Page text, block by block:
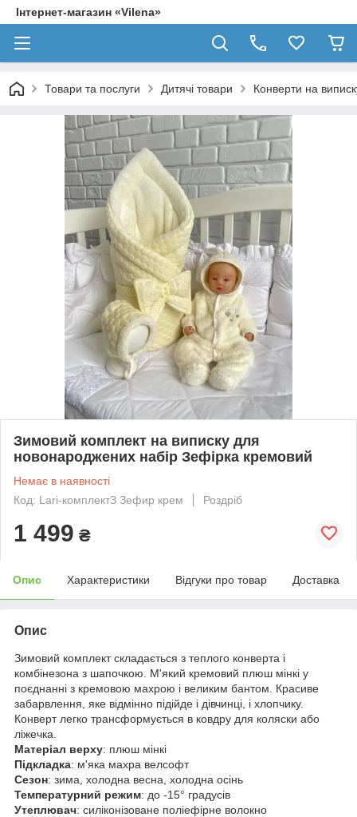
Інтернет-магазин «Vilena»
Товари та послуги Дитячі товари Конверти на
Зимовий комплект на виписку для
новонароджених набір Зефірка кремовий
Немає в наявності
Код: Lari-комплектЗ Зефир крем
Роздріб
1 499 ₴
Опис Характеристики Відгуки про товар Доставка
Опис
Зимовий комплект складається з теплого конверта і
комбінезона з шапочкою. М'який кремовий плюш мінкі у
поєднанні з кремовою махрою і великим бантом. Красиве
забарвлення, яке відмінно підійде і дівчинці, і хлопчику.
Конверт легко трансформується в ковдру для коляски або
ліжечка.
Матеріал верху: плюш мінкі
Підкладка: м'яка махра велсофт
Сезон: зима, холодна весна, холодна осінь
Температурний режим: до -15° градусів
Утеплювач: силіконізоване поліефірне волокно